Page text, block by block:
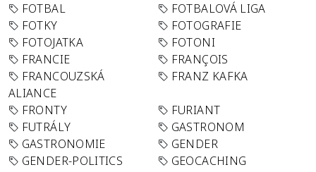
FOTBAL
FOTBALOVÁ LIGA
FOTKY
FOTOGRAFIE
FOTOJATKA
FOTONI
FRANCIE
FRANÇOIS
FRANCOUZSKÁ
ALIANCE
FRANZ KAFKA
FRONTY
FURIANT
FUTRÁLY
GASTRONOM
GASTRONOMIE
GENDER
GENDER-POLITICS
GEOCACHING